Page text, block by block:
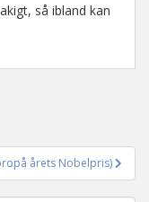
så ibland kan
årets Nobelpris)